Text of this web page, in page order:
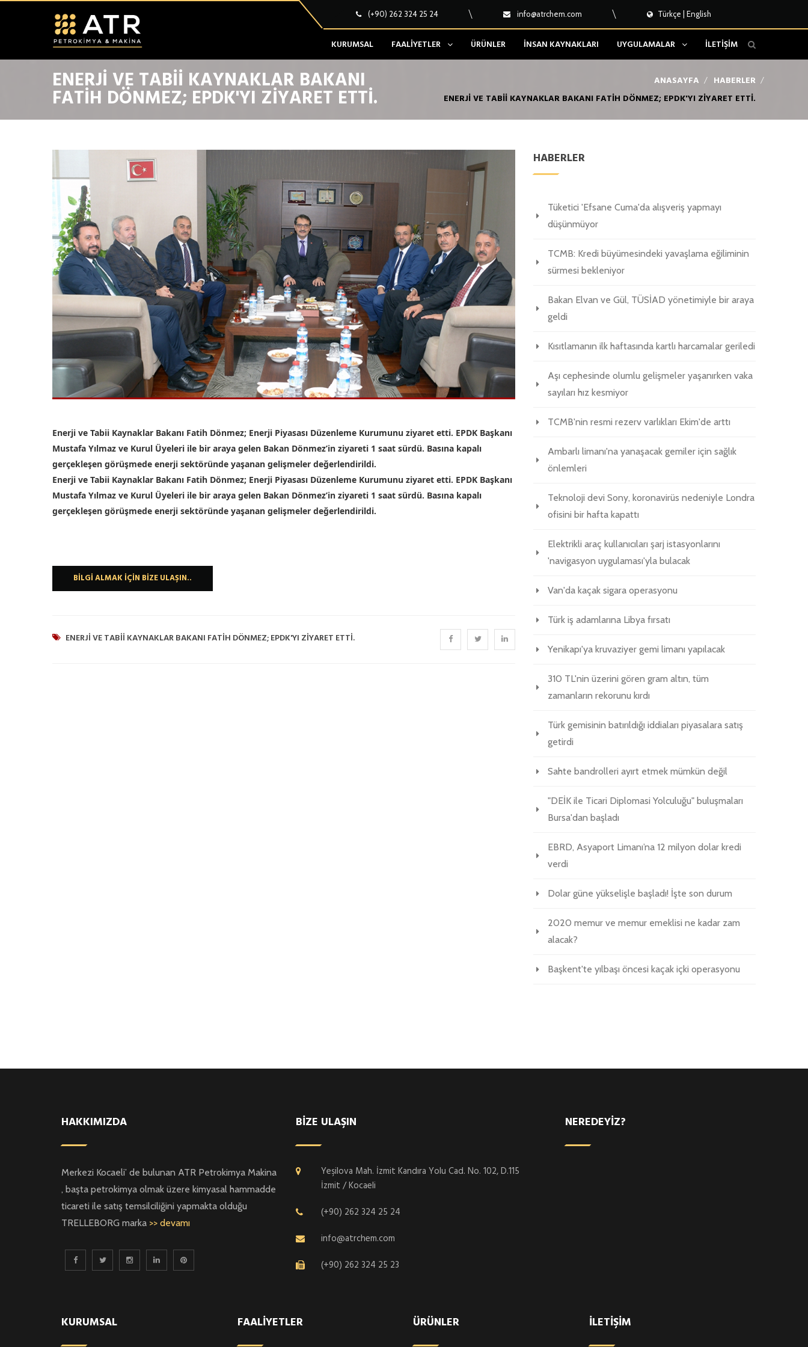
(+90) 262 324 25 24 info@atrchem.com Türkçe English
KURUMSAL FAALIYETLER ÜRÜNLER İNSAN KAYNAKLARI UYGULAMALAR İLETİŞİM
ENERJI VE TABII KAYNAKLAR BAKANI
FATIH DÖNMEZ; EPDK'YI ZIYARET ETTI.
ANASAYFA
HABERLER
ENERJI VE TABII KAYNAKLAR BAKANI FATIH DÖNMEZ; EPDK'YI ZIYARET ETTI.
Enerji ve Tabii Kaynaklar Bakanı Fatih Dönmez; Enerji Piyasası Düzenleme Kurumunu ziyaret etti. EPDK Başkanı
Mustafa Yılmaz ve Kurul Üyeleri ile bir araya gelen Bakan Dönmez’in ziyareti 1 saat sürdü. Basına kapalı
gerçekleşen görüşmede enerji sektöründe yaşanan gelişmeler değerlendirildi.
Enerji ve Tabii Kaynaklar Bakanı Fatih Dönmez; Enerji Piyasası Düzenleme Kurumunu ziyaret etti. EPDK Başkanı
Mustafa Yılmaz ve Kurul Üyeleri ile bir araya gelen Bakan Dönmez’in ziyareti 1 saat sürdü. Basına kapalı
gerçekleşen görüşmede enerji sektöründe yaşanan gelişmeler değerlendirildi.
BILGI ALMAK İÇIN BIZE ULAŞIN..
ENERJI VE TABII KAYNAKLAR BAKANI FATIH DÖNMEZ; EPDK'YI ZIYARET ETTI.
HABERLER
Tüketici 'Efsane Cuma'da alışveriş yapmayı
düşünmüyor
TCMB: Kredi büyümesindeki yavaşlama eğiliminin
sürmesi bekleniyor
Bakan Elvan ve Gül, TÜSİAD yönetimiyle bir araya
geldi
Kısıtlamanın ilk haftasında kartlı harcamalar geriledi
Aşı cephesinde olumlu gelişmeler yaşanırken vaka
sayıları hız kesmiyor
TCMB'nin resmi rezerv varlıkları Ekim'de arttı
Ambarlı limanı'na yanaşacak gemiler için sağlık
önlemleri
Teknoloji devi Sony, koronavirüs nedeniyle Londra
ofisini bir hafta kapattı
Elektrikli araç kullanıcıları şarj istasyonlarını
'navigasyon uygulaması'yla bulacak
Van'da kaçak sigara operasyonu
Türk iş adamlarına Libya fırsatı
Yenikapı'ya kruvaziyer gemi limanı yapılacak
310 TL'nin üzerini gören gram altın, tüm
zamanların rekorunu kırdı
Türk gemisinin batırıldığı iddiaları piyasalara satış
getirdi
Sahte bandrolleri ayırt etmek mümkün değil
"DEİK ile Ticari Diplomasi Yolculuğu" buluşmaları
Bursa'dan başladı
EBRD, Asyaport Limanı’na 12 milyon dolar kredi
verdi
Dolar güne yükselişle başladı! İşte son durum
2020 memur ve memur emeklisi ne kadar zam
alacak?
Başkent'te yılbaşı öncesi kaçak içki operasyonu
HAKKIMIZDA
Merkezi Kocaeli’ de bulunan ATR Petrokimya Makina
, başta petrokimya olmak üzere kimyasal hammadde
ticareti ile satış temsilciliğini yapmakta olduğu
TRELLEBORG marka >> devamı
BİZE ULAŞIN
Yeşilova Mah. İzmit Kandıra Yolu Cad. No. 102, D.115
İzmit / Kocaeli
(+90) 262 324 25 24
info@atrchem.com
(+90) 262 324 25 23
NEREDEYIZ?
KURUMSAL FAALİYETLER ÜRÜNLER İLETİŞİM